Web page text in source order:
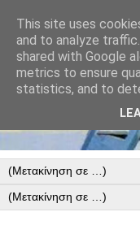
This site uses
and to analyze
shared with Google
metrics to ensure
statistics, and to